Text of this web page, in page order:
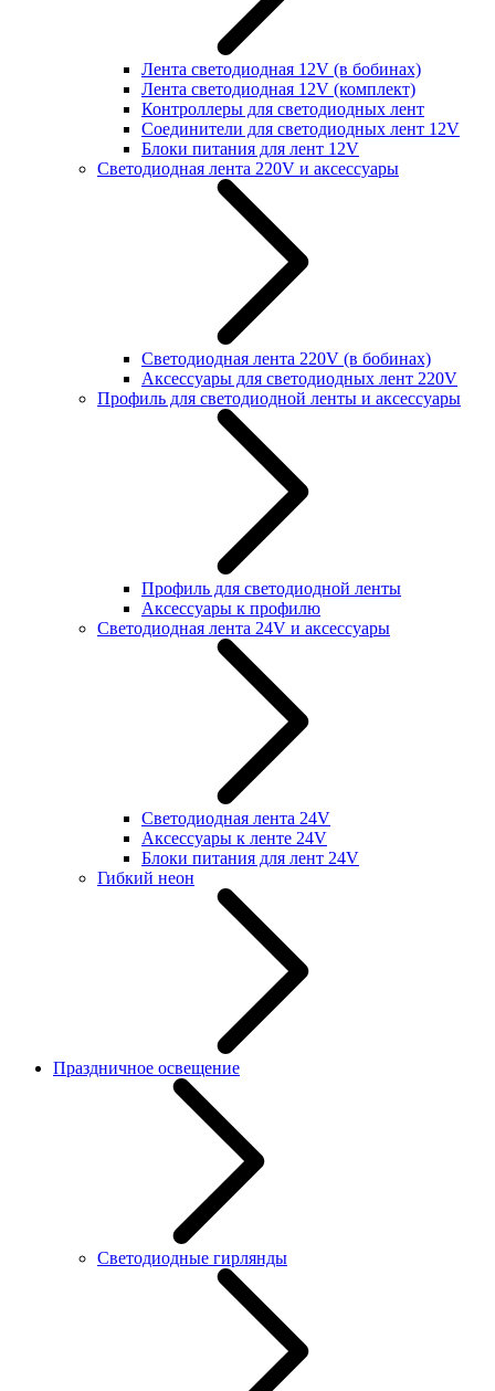
Лента светодиодная 12V (в бобинах)
Лента светодиодная 12V (комплект)
Контроллеры для светодиодных лент
Соединители для светодиодных лент 12V
Блоки питания для лент 12V
Светодиодная лента 220V и аксессуары
Светодиодная лента 220V (в бобинах)
Аксессуары для светодиодных лент 220V
Профиль для светодиодной ленты и аксессуары
Профиль для светодиодной ленты
Аксессуары к профилю
Светодиодная лента 24V и аксессуары
Светодиодная лента 24V
Аксессуары к ленте 24V
Блоки питания для лент 24V
Гибкий неон
Праздничное освещение
Светодиодные гирлянды